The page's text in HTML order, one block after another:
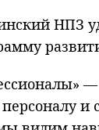
НПЗ
—